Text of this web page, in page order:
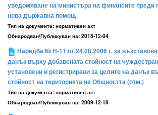
уведомяване на министъра на финансите преди
нова държавна помощ
Тип на документа: нормативен акт
Обнародван/Публикуван на: 2018-12-04
Наредба № Н-11 от 24.08.2006 г. за
данък върху добавената стойност на
установени и регистрирани за целите на данък
стойност на територията на Общността (отм.)
Тип на документа: нормативен акт
Обнародван/Публикуван на: 2009-12-18